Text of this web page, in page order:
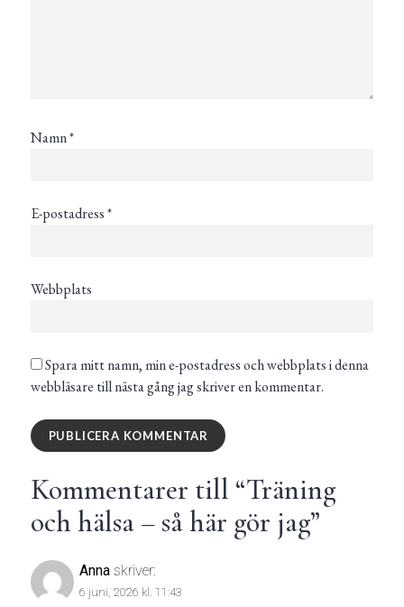
Namn*
E-postadress*
Webbplats
Spara mitt namn, min e-postadress och webbplats i denna
webbläsare till nästa gång jag skriver en kommentar.
Kommentarer till “Träning
och hälsa – så här gör jag”
Anna skriver:
6 juni, 2026 kl. 11:43